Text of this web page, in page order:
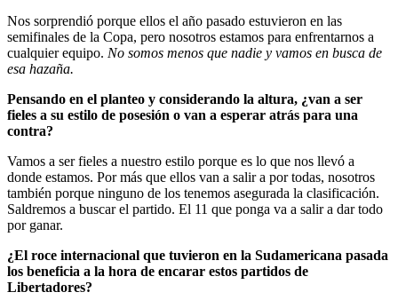
Nos sorprendió porque ellos el año pasado estuvieron en las
semifinales de la Copa, pero nosotros estamos para enfrentarnos a
cualquier equipo. No somos menos que nadie y vamos en busca de
esa hazaña.
Pensando en el planteo y considerando la altura, ¿van a ser
fieles a su estilo de posesión o van a esperar atrás para una
contra?
Vamos a ser fieles a nuestro estilo porque es lo que nos llevó a
donde estamos. Por más que ellos van a salir a por todas, nosotros
también porque ninguno de los tenemos asegurada la clasificación.
Saldremos a buscar el partido. El 11 que ponga va a salir a dar todo
por ganar.
¿El roce internacional que tuvieron en la Sudamericana pasada
los beneficia a la hora de encarar estos partidos de
Libertadores?